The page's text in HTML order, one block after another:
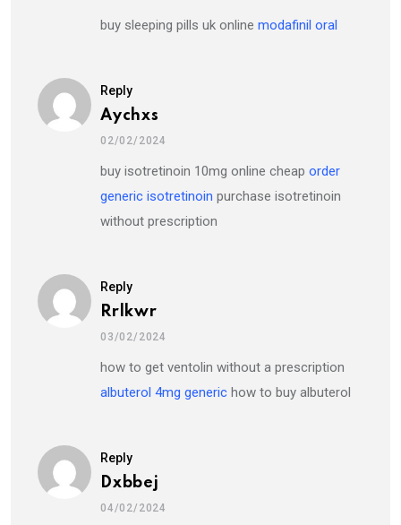
buy sleeping pills uk online modafinil oral
Reply
Aychxs
02/02/2024
buy isotretinoin 10mg online cheap order
generic isotretinoin purchase isotretinoin
without prescription
Reply
Rrlkwr
03/02/2024
how to get ventolin without a prescription
albuterol 4mg generic how to buy albuterol
Reply
Dxbbej
04/02/2024